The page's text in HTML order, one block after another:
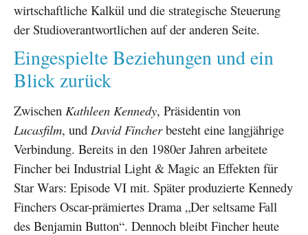
wirtschaftliche Kalkül und die strategische Steuerung
der Studioverantwortlichen auf der anderen Seite.
Eingespielte Beziehungen und ein
Blick zurück
Zwischen Kathleen Kennedy, Präsidentin von
Lucasfilm, und David Fincherbesteht eine langjährige
Verbindung. Bereits in den 1980er Jahren arbeitete
Fincher bei Industrial Light & Magic an Effekten für
Star Wars: Episode VI mit. Später produzierte Kennedy
Finchers Oscar-prämiertes Drama „Der seltsame Fall
des Benjamin Button“. Dennoch bleibt Fincher heute